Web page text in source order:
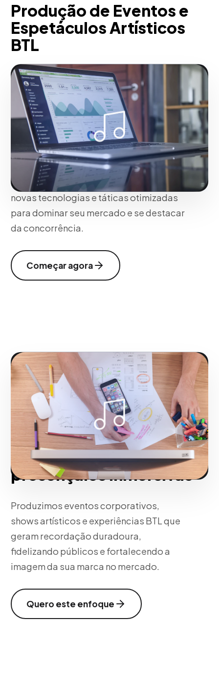
Produção de Eventos e
Espetáculos Artísticos
BTL
Na Blue Design Worldwide não usamos
modelos genéricos; Estruturamos a sua
estratégia de produção de eventos e
espetáculos artísticos btl com base na
identidade única da sua marca e no
comportamento dos seus clientes ideais.
Nossa abordagem garante resultados
mensuráveis, perfeita adaptação às
novas tecnologias e táticas otimizadas
para dominar seu mercado e se destacar
da concorrência.
Começar agora
NOSSA METODOLOGIA
Logistica e design de
experiências
presençales inmersivas
Produzimos eventos corporativos,
shows artísticos e experiências BTL que
geram recordação duradoura,
fidelizando públicos e fortalecendo a
imagem da sua marca no mercado.
Quero este enfoque